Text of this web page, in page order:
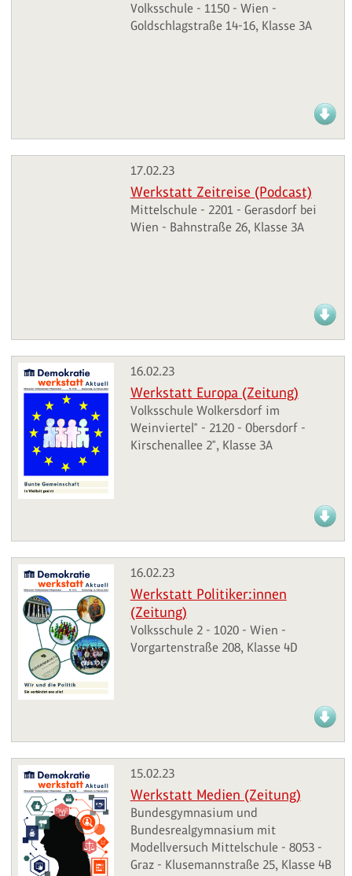
Volksschule - 1150 - Wien -
Goldschlagstraße 14-16, Klasse 3A
17.02.23
Werkstatt Zeitreise (Podcast)
Mittelschule - 2201 - Gerasdorf bei
Wien - Bahnstraße 26, Klasse 3A
16.02.23
Werkstatt Europa (Zeitung)
Volksschule Wolkersdorf im
Weinviertel" - 2120 - Obersdorf -
Kirschenallee 2", Klasse 3A
16.02.23
Werkstatt Politiker:innen
(Zeitung)
Volksschule 2 - 1020 - Wien -
Vorgartenstraße 208, Klasse 4D
15.02.23
Werkstatt Medien (Zeitung)
Bundesgymnasium und
Bundesrealgymnasium mit
Modellversuch Mittelschule - 8053 -
Graz - Klusemannstraße 25, Klasse 4B